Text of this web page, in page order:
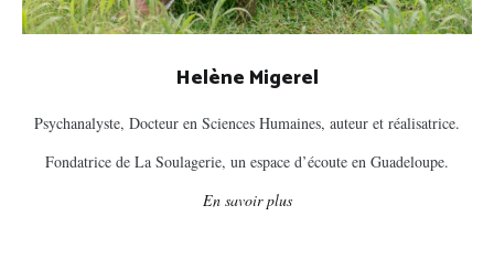
Helène Migerel
Psychanalyste, Docteur en Sciences Humaines, auteur et réalisatrice.
Fondatrice de La Soulagerie, un espace d’écoute en Guadeloupe.
En savoir plus